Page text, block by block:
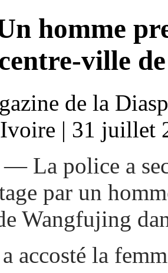
homme
ville
de la
| 31 juillet
La police a
par un
Wangfujing
accosté la